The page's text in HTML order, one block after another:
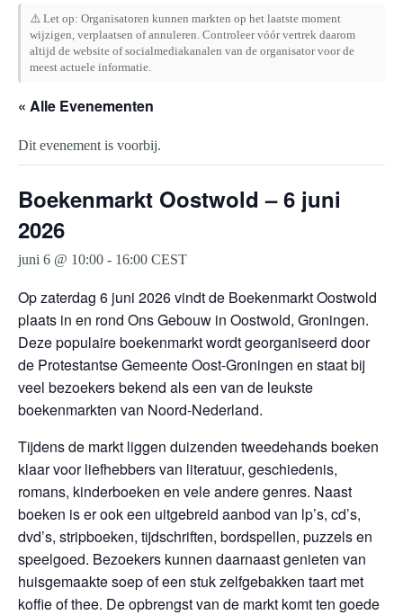
⚠️ Let op: Organisatoren kunnen markten op het laatste moment
wijzigen, verplaatsen of annuleren. Controleer vóór vertrek daarom
altijd de website of socialmediakanalen van de organisator voor de
meest actuele informatie.
« Alle Evenementen
Dit evenement is voorbij.
Boekenmarkt Oostwold – 6 juni
2026
juni 6 @ 10:00 - 16:00 CEST
Op zaterdag 6 juni 2026 vindt de Boekenmarkt Oostwold
plaats in en rond Ons Gebouw in Oostwold, Groningen.
Deze populaire boekenmarkt wordt georganiseerd door
de Protestantse Gemeente Oost-Groningen en staat bij
veel bezoekers bekend als een van de leukste
boekenmarkten van Noord-Nederland.
Tijdens de markt liggen duizenden tweedehands boeken
klaar voor liefhebbers van literatuur, geschiedenis,
romans, kinderboeken en vele andere genres. Naast
boeken is er ook een uitgebreid aanbod van lp’s, cd’s,
dvd’s, stripboeken, tijdschriften, bordspellen, puzzels en
speelgoed. Bezoekers kunnen daarnaast genieten van
huisgemaakte soep of een stuk zelfgebakken taart met
koffie of thee. De opbrengst van de markt komt ten goede